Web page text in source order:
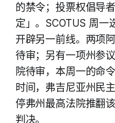
的禁令；投票权倡导
定」。SCOTUS 周
开辟另一前线。两项
待审；另有一项州参
院待审，本周一的命
时间，弗吉尼亚州民
停弗州最高法院推翻
判决。